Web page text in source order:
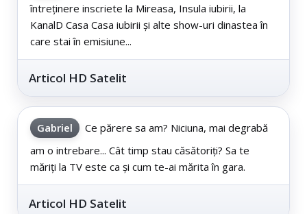
întreținere inscriete la Mireasa, Insula iubirii, la
KanalD Casa Casa iubirii și alte show-uri dinastea în
care stai în emisiune...
Articol HD Satelit
Gabriel
Ce părere sa am? Niciuna, mai degrabă
am o intrebare... Cât timp stau căsătoriți? Sa te
măriți la TV este ca și cum te-ai mărita în gara.
Articol HD Satelit